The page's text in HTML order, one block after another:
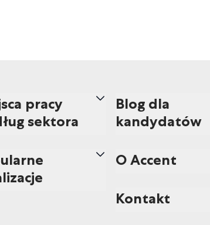
pracy
sektora
Blog dla
kandydatów
O Accent
Kontakt